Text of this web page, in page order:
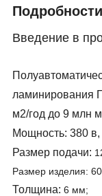
Подробности
Введение в
ламинирования
м2/год до 9 млн
Мощность: 380
Размер подачи:
Размер изделия:
Толщина: 6 мм;